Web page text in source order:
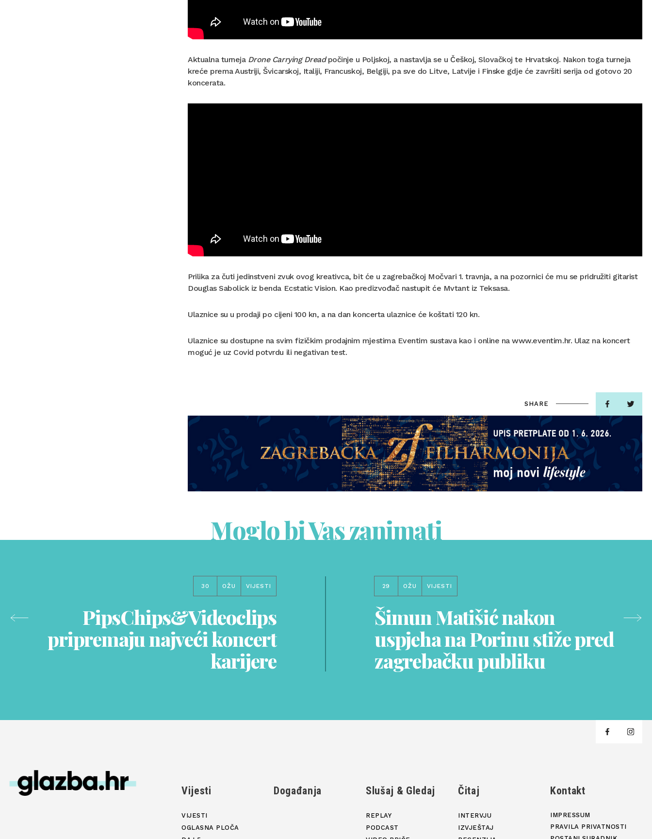
Aktualna turneja Drone Carrying Dreadpočinje u Poljskoj, a nastavlja se u Češkoj, Slovačkoj te Hrvatskoj. Nakon toga turneja
kreće prema Austriji, Švicarskoj, Italiji, Francuskoj, Belgiji, pa sve do Litve, Latvije i Finske gdje će završiti serija od gotovo 20
koncerata.
Prilika za čuti jedinstveni zvuk ovog kreativca, bit će u zagrebačkoj Močvari 1. travnja, a na pozornici će mu se pridružiti gitarist
Douglas Sabolick iz benda Ecstatic Vision. Kao predizvođač nastupit će Mvtant iz Teksasa.
Ulaznice su u prodaji po cijeni 100 kn, a na dan koncerta ulaznice će koštati 120 kn.
Ulaznice su dostupne na svim fizičkim prodajnim mjestima Eventim sustava kao i online na www.eventim.hr. Ulaz na koncert
moguć je uz Covid potvrdu ili negativan test.
SHARE
Moglo bi Vas zanimati
30 OŽU VIJESTI
PipsChips&Videoclips
pripremaju najveći koncert
karijere
29 OŽU VIJESTI
Šimun Matišić nakon
uspjeha na Porinu stiže pred
zagrebačku publiku
Vijesti
VIJESTI
OGLASNA PLOČA
Događanja Slušaj & Gledaj
REPLAY
PODCAST
Čitaj
INTERVJU
IZVJEŠTAJ
Kontakt
IMPRESSUM
PRAVILA PRIVATNOSTI